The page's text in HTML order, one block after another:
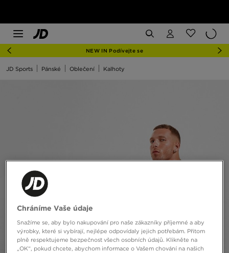
NEW IN Podívejte se
JD Sports Pánské Oblečení Kalhoty
Chráníme Vaše údaje
Snažíme se, aby bylo nakupování pro naše zákazníky příjemné a aby
výrobky, které si vybírají, nejlépe odpovídaly jejich potřebám. Přitom
plně respektujeme bezpečnost všech osobních údajů. Klikněte na
„OK“, pokud chcete, abychom informace o Vašem chování na našich